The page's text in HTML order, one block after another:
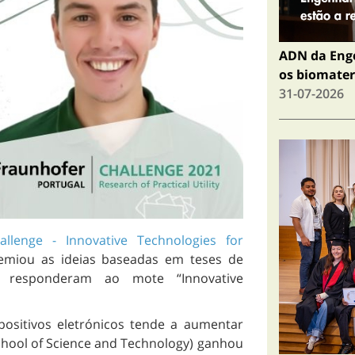
- Innovative Technologies for
as ideias baseadas em teses de
ao mote “Innovative
eletrónicos tende a aumentar
of Science and Technology) ganhou
ADN da
os
31-07-2026